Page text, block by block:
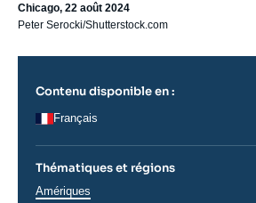
Chicago, 22 août 2024
Peter Serocki/Shutterstock.com
Contenu disponible en :
Français
Thématiques et régions
Régions
Amériques